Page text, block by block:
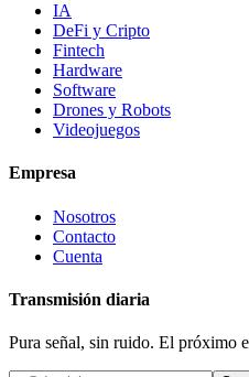
IA
DeFi y Cripto
Fintech
Hardware
Software
Drones y Robots
Videojuegos
Empresa
Nosotros
Contacto
Cuenta
Transmisión diaria
Pura señal, sin ruido. El próximo